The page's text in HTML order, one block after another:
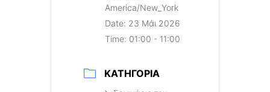
America/New_York
Date: 23 Μάι 2026
Time: 01:00 - 11:00
ΚΑΤΗΓΟΡΊΑ